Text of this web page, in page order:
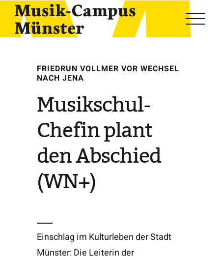
Skip
content
FRIEDRUN VOLLMER VOR WECHSEL
NACH JENA
Musikschul-
Chefin plant
den Abschied
(WN+)
Einschlag im Kulturleben der Stadt
Münster: Die Leiterin der